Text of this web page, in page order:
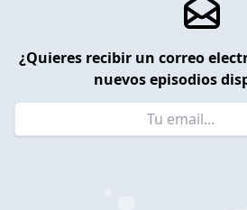
¿Quieres recibir un correo
nuevos episodios